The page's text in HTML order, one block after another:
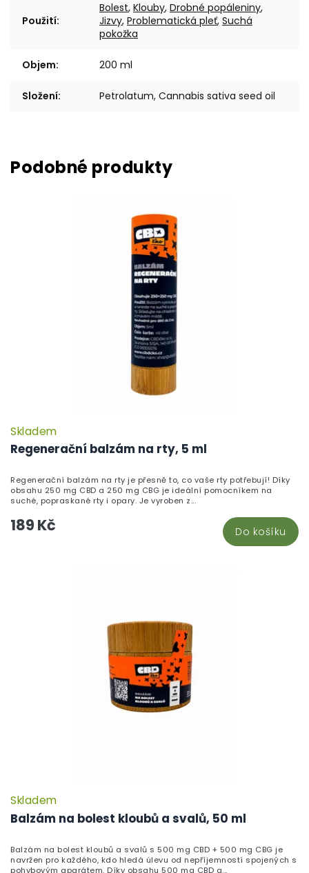
Použití:
Bolest, Klouby, Drobné popáleniny,
Jizvy, Problematická pleť, Suchá
pokožka
Objem: 200 ml
Složení: Petrolatum, Cannabis sativa seed oil
Regenerační balzám na rty, 5 ml
Skladem
189 Kč Do košíku
Regenerační balzám na rty je přesně to, co vaše rty potřebují! Díky
obsahu 250 mg CBD a 250 mg CBG je ideální pomocníkem na
suché, popraskané rty i opary. Je vyroben z...
Balzám na bolest kloubů a svalů, 50 ml
Skladem
Balzám na bolest kloubů a svalů s 500 mg CBD + 500 mg CBG je
navržen pro každého, kdo hledá úlevu od nepříjemností spojených s
pohybovým aparátem. Díky obsahu 500 mg CBD a...